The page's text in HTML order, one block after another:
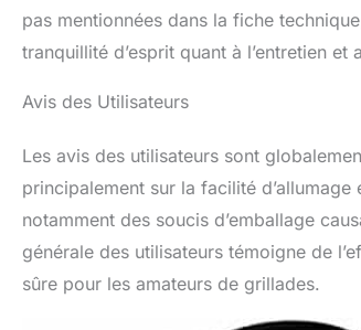
pas mentionnées dans la fiche
tranquillité d’esprit quant à l’entretien
Avis des Utilisateurs
Les avis des utilisateurs sont
principalement sur la facilité
notamment des soucis d’emballage
générale des utilisateurs témoigne de
sûre pour les amateurs de grillades.